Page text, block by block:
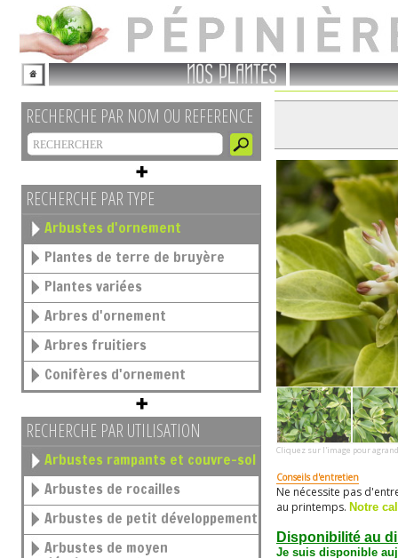
NOS PLANTES
RECHERCHE PAR NOM OU REFERENCE
RECHERCHE PAR TYPE
Arbustes d'ornement
Plantes de terre de bruyère
Plantes variées
Arbres d'ornement
Arbres fruitiers
Conifères d'ornement
RECHERCHE PAR UTILISATION
Arbustes rampants et couvre-sol
Arbustes de rocailles
Arbustes de petit développement
Arbustes de moyen
Cliquez sur l'image pour
Conseils d'entretien
Ne nécessite pas
au printemps. Notre
Disponibilité au
Je suis disponible